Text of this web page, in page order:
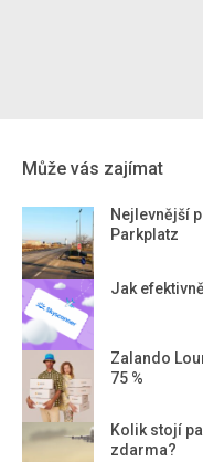
Může vás zajímat
Nejlevnější
Parkplatz
Jak
Zalando
75 %
Kolik stojí
zdarma?